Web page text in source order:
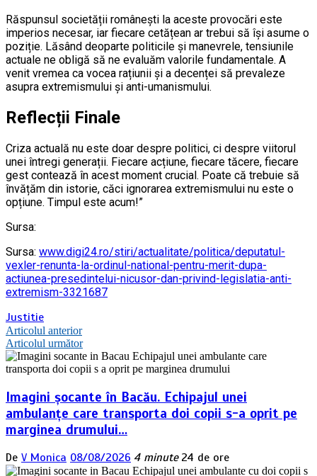
Răspunsul societății românești la aceste provocări este
imperios necesar, iar fiecare cetățean ar trebui să își asume o
poziție. Lăsând deoparte politicile și manevrele, tensiunile
actuale ne obligă să ne evaluăm valorile fundamentale. A
venit vremea ca vocea rațiunii și a decenței să prevaleze
asupra extremismului și anti-umanismului.
Reflecții Finale
Criza actuală nu este doar despre politici, ci despre viitorul
unei întregi generații. Fiecare acțiune, fiecare tăcere, fiecare
gest contează în acest moment crucial. Poate că trebuie să
învățăm din istorie, căci ignorarea extremismului nu este o
opțiune. Timpul este acum!”
Sursa:
Sursa: www.digi24.ro/stiri/actualitate/politica/deputatul-
vexler-renunta-la-ordinul-national-pentru-merit-dupa-
actiunea-presedintelui-nicusor-dan-privind-legislatia-anti-
extremism-3321687
Justitie
Navigare
în
articole
Articolul anterior
Articolul următor
Imagini șocante în Bacău. Echipajul unei
ambulanțe care transporta doi copii s-a oprit pe
marginea drumului…
De V Monica 08/08/2026 4 minute 24 de ore